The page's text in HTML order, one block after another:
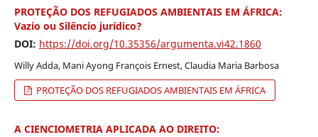
PROTEÇÃO DOS REFUGIADOS AMBIENTAIS EM ÁFRICA:
Vazio ou Silêncio jurídico?
DOI: https://doi.org/10.35356/argumenta.vi42.1860
Willy Adda, Mani Ayong François Ernest, Claudia Maria Barbosa
PROTEÇÃO DOS REFUGIADOS AMBIENTAIS EM ÁFRICA
A CIENCIOMETRIA APLICADA AO DIREITO: